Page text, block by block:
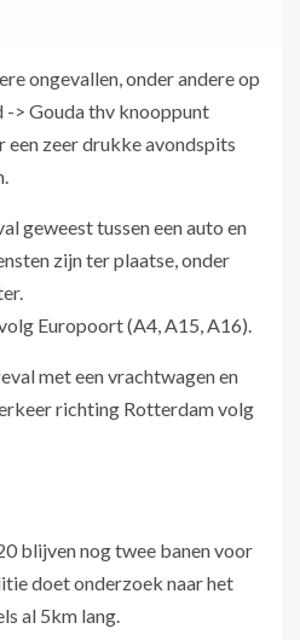
ongevallen, onder andere op
> Gouda thv knooppunt
zeer drukke avondspits
geweest tussen een auto en
zijn ter plaatse, onder
Europoort (A4, A15, A16).
met een vrachtwagen en
richting Rotterdam volg
blijven nog twee banen voor
doet onderzoek naar het
al 5km lang.